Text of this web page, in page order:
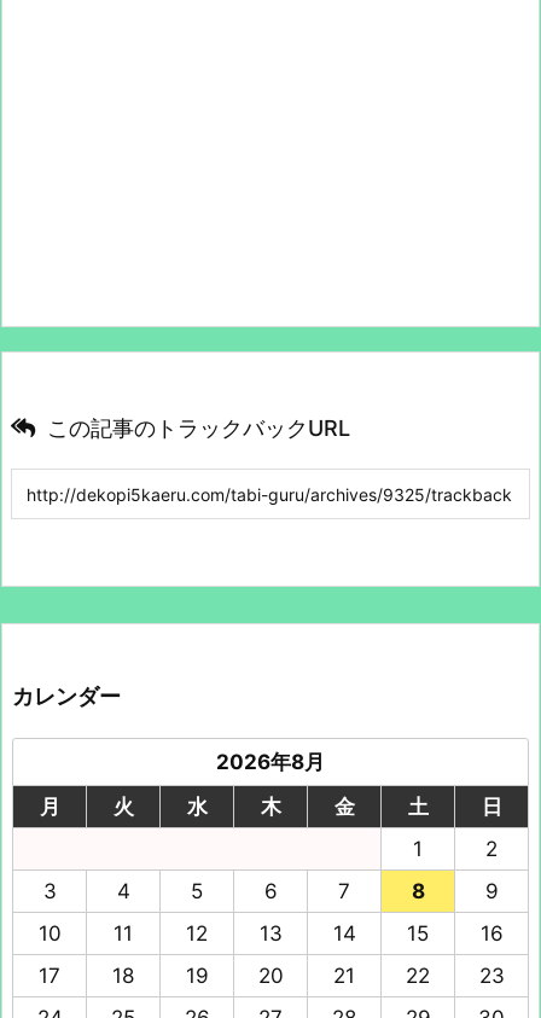
この記事のトラックバックURL
カレンダー
2026年8月
月
火 水 木 金 土
日
1
2
3
4 5 6 7 8
9
10
11 12 13 14 15
16
17
18 19 20 21 22
23